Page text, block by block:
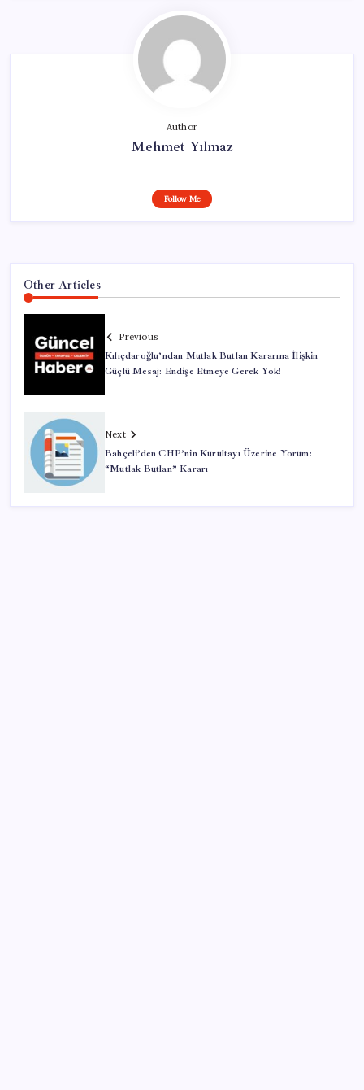
Author
Mehmet Yılmaz
Follow Me
Other Articles
Previous
Kılıçdaroğlu’ndan Mutlak Butlan Kararına İlişkin
Güçlü Mesaj: Endişe Etmeye Gerek Yok!
Next
Bahçeli’den CHP’nin Kurultayı Üzerine Yorum:
“Mutlak Butlan” Kararı